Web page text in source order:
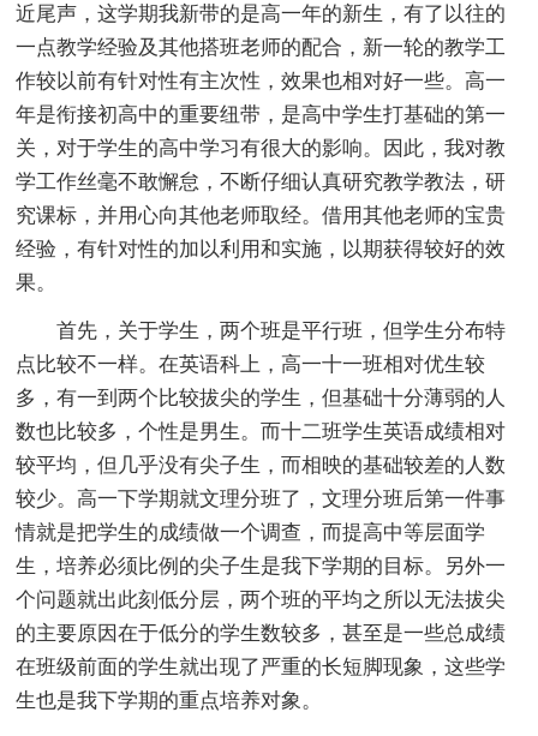
近尾声，这学期我新带的是高一年的新生，有了以往的
一点教学经验及其他搭班老师的配合，新一轮的教学工
作较以前有针对性有主次性，效果也相对好一些。高一
年是衔接初高中的重要纽带，是高中学生打基础的第一
关，对于学生的高中学习有很大的影响。因此，我对教
学工作丝毫不敢懈怠，不断仔细认真研究教学教法，研
究课标，并用心向其他老师取经。借用其他老师的宝贵
经验，有针对性的加以利用和实施，以期获得较好的效
果。
首先，关于学生，两个班是平行班，但学生分布特
点比较不一样。在英语科上，高一十一班相对优生较
多，有一到两个比较拔尖的学生，但基础十分薄弱的人
数也比较多，个性是男生。而十二班学生英语成绩相对
较平均，但几乎没有尖子生，而相映的基础较差的人数
较少。高一下学期就文理分班了，文理分班后第一件事
情就是把学生的成绩做一个调查，而提高中等层面学
生，培养必须比例的尖子生是我下学期的目标。另外一
个问题就出此刻低分层，两个班的平均之所以无法拔尖
的主要原因在于低分的学生数较多，甚至是一些总成绩
在班级前面的学生就出现了严重的长短脚现象，这些学
生也是我下学期的重点培养对象。